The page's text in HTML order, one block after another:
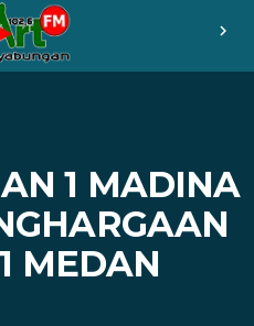
chevron_right
1 MADINA
MEDAN